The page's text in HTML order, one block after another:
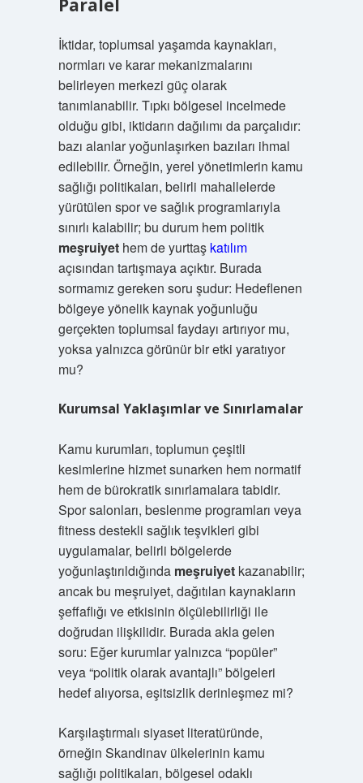
Paralel
İktidar, toplumsal yaşamda kaynakları,
normları ve karar mekanizmalarını
belirleyen merkezi güç olarak
tanımlanabilir. Tıpkı bölgesel incelmede
olduğu gibi, iktidarın dağılımı da parçalıdır:
bazı alanlar yoğunlaşırken bazıları ihmal
edilebilir. Örneğin, yerel yönetimlerin kamu
sağlığı politikaları, belirli mahallelerde
yürütülen spor ve sağlık programlarıyla
sınırlı kalabilir; bu durum hem politik
meşruiyethem de yurttaş katılım
açısından tartışmaya açıktır. Burada
sormamız gereken soru şudur: Hedeflenen
bölgeye yönelik kaynak yoğunluğu
gerçekten toplumsal faydayı artırıyor mu,
yoksa yalnızca görünür bir etki yaratıyor
mu?
Kurumsal Yaklaşımlar ve Sınırlamalar
Kamu kurumları, toplumun çeşitli
kesimlerine hizmet sunarken hem normatif
hem de bürokratik sınırlamalara tabidir.
Spor salonları, beslenme programları veya
fitness destekli sağlık teşvikleri gibi
uygulamalar, belirli bölgelerde
yoğunlaştırıldığında meşruiyetkazanabilir;
ancak bu meşruiyet, dağıtılan kaynakların
şeffaflığı ve etkisinin ölçülebilirliği ile
doğrudan ilişkilidir. Burada akla gelen
soru: Eğer kurumlar yalnızca “popüler”
veya “politik olarak avantajlı” bölgeleri
hedef alıyorsa, eşitsizlik derinleşmez mi?
Karşılaştırmalı siyaset literatüründe,
örneğin Skandinav ülkelerinin kamu
sağlığı politikaları, bölgesel odaklı